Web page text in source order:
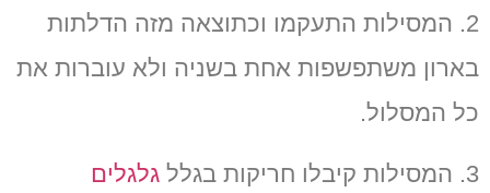
2. המסילות התעקמו וכתוצאה מזה הדלתות
בארון משתפשפות אחת בשניה ולא עוברות את
כל המסלול.
3. המסילות קיבלו חריקות בגלל גלגלים